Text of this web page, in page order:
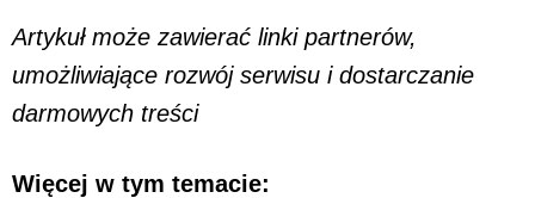
Artykuł może zawierać linki partnerów,
umożliwiające rozwój serwisu i dostarczanie
darmowych treści
Więcej w tym temacie: